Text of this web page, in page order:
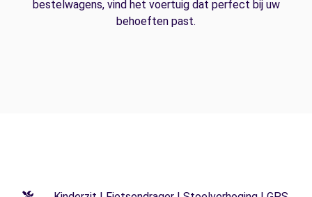
bestelwagens, vind het voertuig dat perfect bij uw
behoeften past.